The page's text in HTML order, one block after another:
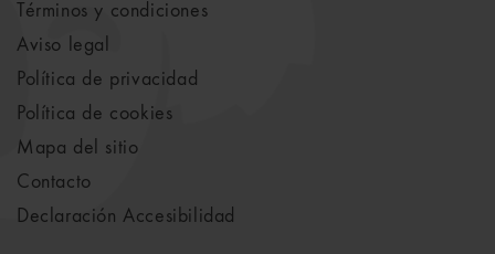
Términos y condiciones
Aviso legal
Política de privacidad
Política de cookies
Mapa del sitio
Contacto
Declaración Accesibilidad